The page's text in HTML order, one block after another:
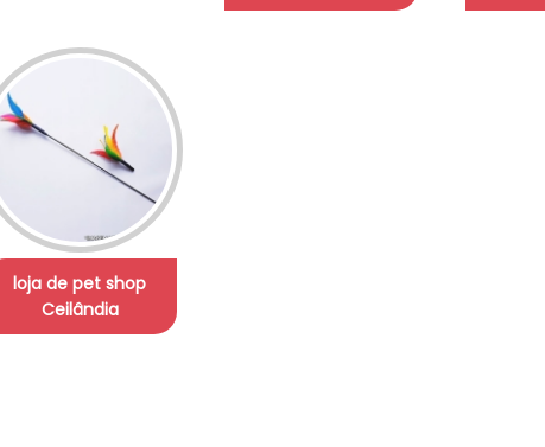
loja de pet shop
Ceilândia